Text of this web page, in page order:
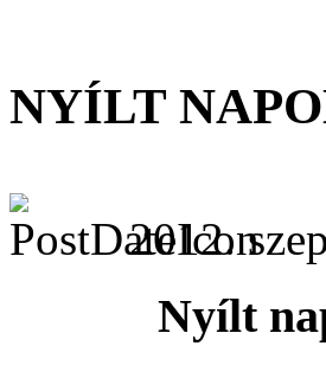
NYÍLT
2012.
Nyílt